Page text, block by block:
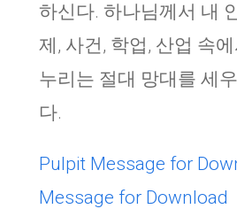
하신다. 하나님께서 내
제, 사건, 학업, 산업 속
누리는 절대 망대를 세
다.
Pulpit Message for
Message for Download